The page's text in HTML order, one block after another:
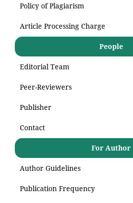
Policy of Plagiarism
Article Processing Charge
People
Editorial Team
Peer-Reviewers
Publisher
Contact
For Author
Author Guidelines
Publication Frequency